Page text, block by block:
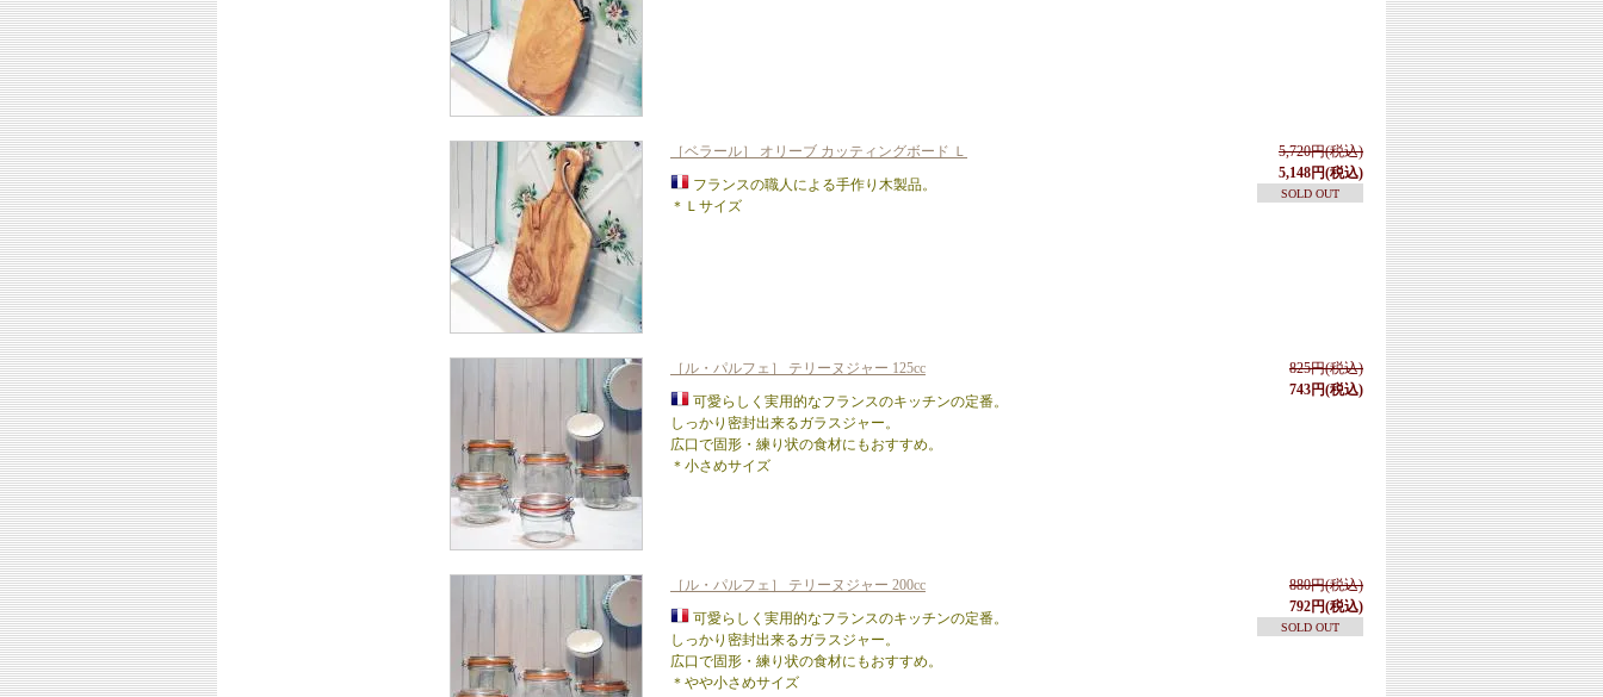
5,720円(税込)
5,148円(税込)
SOLD OUT
［ベラール］ オリーブ カッティングボード Ｌ
フランスの職人による手作り木製品。
＊Ｌサイズ
825円(税込)
743円(税込)
［ル・パルフェ］ テリーヌジャー 125cc
可愛らしく実用的なフランスのキッチンの定番。
しっかり密封出来るガラスジャー。
広口で固形・練り状の食材にもおすすめ。
＊小さめサイズ
880円(税込)
792円(税込)
SOLD OUT
［ル・パルフェ］ テリーヌジャー 200cc
可愛らしく実用的なフランスのキッチンの定番。
しっかり密封出来るガラスジャー。
広口で固形・練り状の食材にもおすすめ。
＊やや小さめサイズ